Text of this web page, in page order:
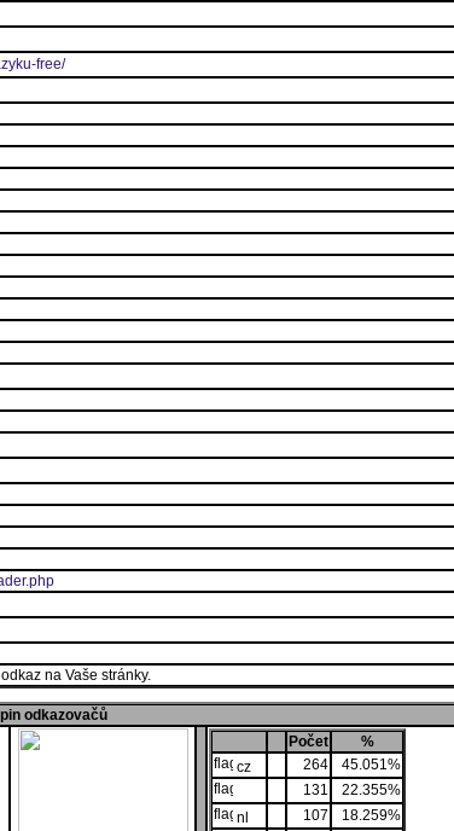
free/
na Vaše stránky.
odkazovačů
Počet
%
cz
264
45.051%
131
22.355%
nl
107
18.259%